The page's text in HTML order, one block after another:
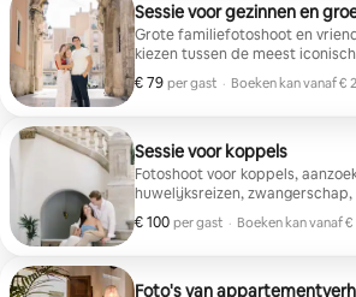
Sessie voor gezinnen en
Grote familiefotoshoot en
kiezen tussen de meest
Vaste prijs van € 250 voor
meer personen.
€ 79 per gast
€ 79 per gast · Boeken kan vanaf €
,
Sessie voor koppels
Fotoshoot voor koppels,
huwelijksreizen,
tijd naar keuze in de stad
€ 100 per gast
€ 100 per gast · Boeken kan vanaf
,
Foto's van